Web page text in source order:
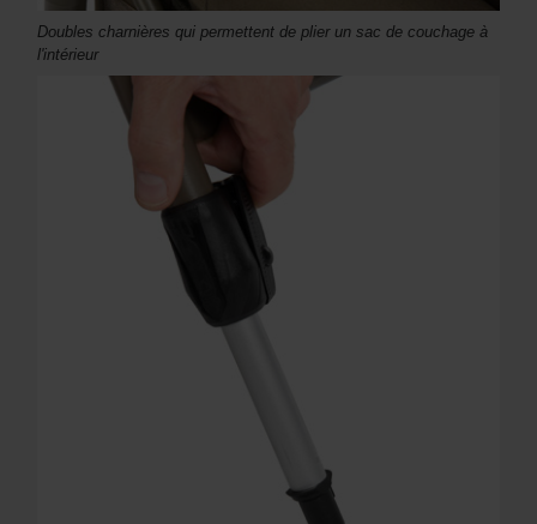
Doubles charnières qui permettent de plier un sac de couchage à
l'intérieur